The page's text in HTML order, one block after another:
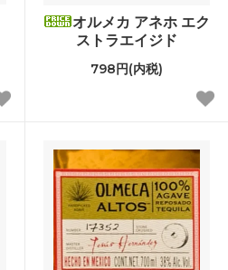
オルメカ アネホ エク
ストラエイジド
798円(内税)